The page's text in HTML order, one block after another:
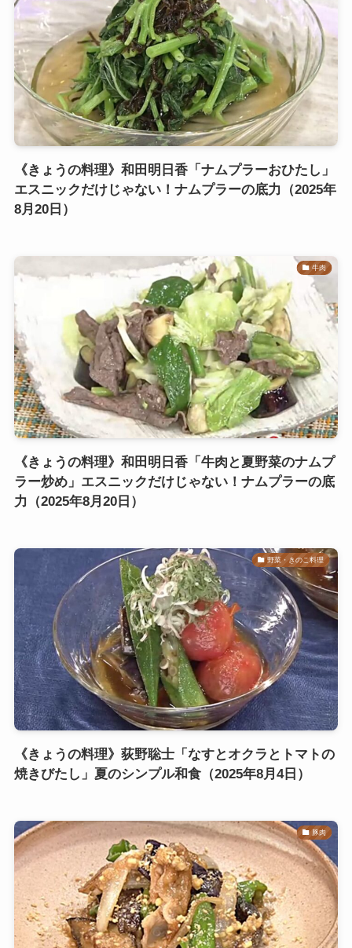
《きょうの料理》和田明日香「ナムプラーおひたし」
エスニックだけじゃない！ナムプラーの底力（2025年
8月20日）
牛肉
《きょうの料理》和田明日香「牛肉と夏野菜のナムプ
ラー炒め」エスニックだけじゃない！ナムプラーの底
力（2025年8月20日）
野菜・きのこ料理
《きょうの料理》荻野聡士「なすとオクラとトマトの
焼きびたし」夏のシンプル和食（2025年8月4日）
豚肉